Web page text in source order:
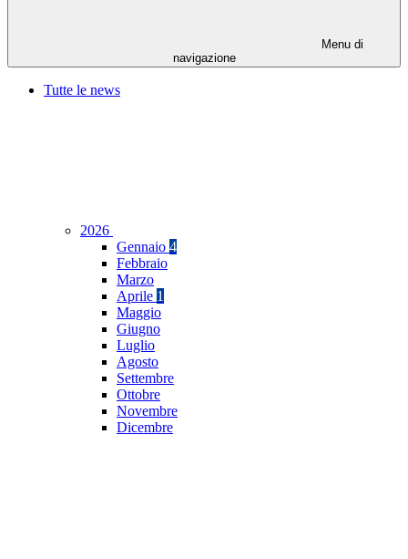
Menu di
navigazione
Tutte le news
2026
Gennaio 4
Febbraio
Marzo
Aprile 1
Maggio
Giugno
Luglio
Agosto
Settembre
Ottobre
Novembre
Dicembre